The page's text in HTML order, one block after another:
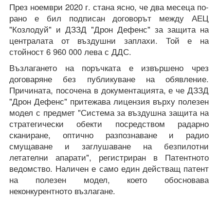
През ноември 2020 г. стана ясно, че два месеца по-
рано е бил подписан договорът между АЕЦ
"Козлодуй" и ДЗЗД "Дрон Дефенс" за защита на
централата от въздушни заплахи. Той е на
стойност 6 960 000 лева с ДДС.
Възлагането на поръчката е извършено чрез
договаряне без публикуване на обявление.
Причината, посочена в документацията, е че ДЗЗД
"Дрон Дефенс" притежава лицензия върху полезен
модел с предмет "Система за въздушна защита на
стратегически обекти посредством радарно
сканиране, оптично разпознаване и радио
смущаване и заглушаване на безпилотни
летателни апарати", регистриран в Патентното
ведомство. Наличен е само един действащ патент
на полезен модел, което обосновава
неконкурентното възлагане.